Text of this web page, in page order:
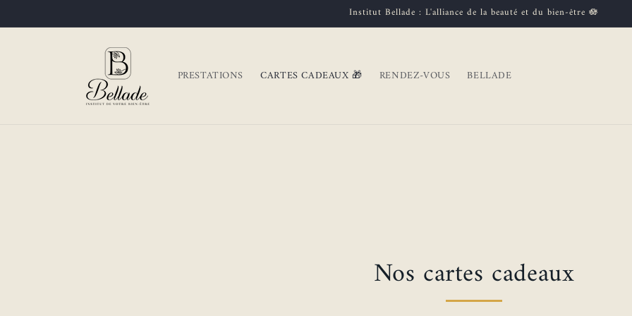
Institut Bellade : L'alliance de la beauté et du bien-être 🪷
PRESTATIONS CARTES CADEAUX 🎁 RENDEZ-VOUS BELLADE
Nos cartes cadeaux